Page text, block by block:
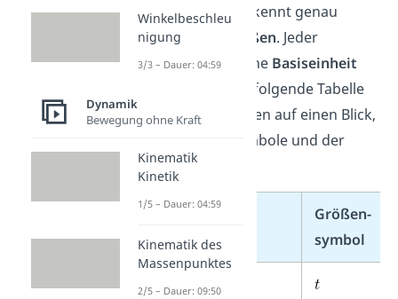
Das moderne SI kennt genau
sieben
Basisgrößen. Jeder
Basisgröße ist eine Basiseinheit
zugeordnet. Die folgende Tabelle
zeigt dir alle sieben auf einen Blick,
inklusive der Symbole und der
Definitionen.
Basisgröße
Größen­
symbol
Zeit
Winkelbeschleu
nigung
3/3 – Dauer: 04:59
Dynamik
Bewegung ohne Kraft
Kinematik
Kinetik
1/5 – Dauer: 04:59
Kinematik des
Massenpunktes
2/5 – Dauer: 09:50